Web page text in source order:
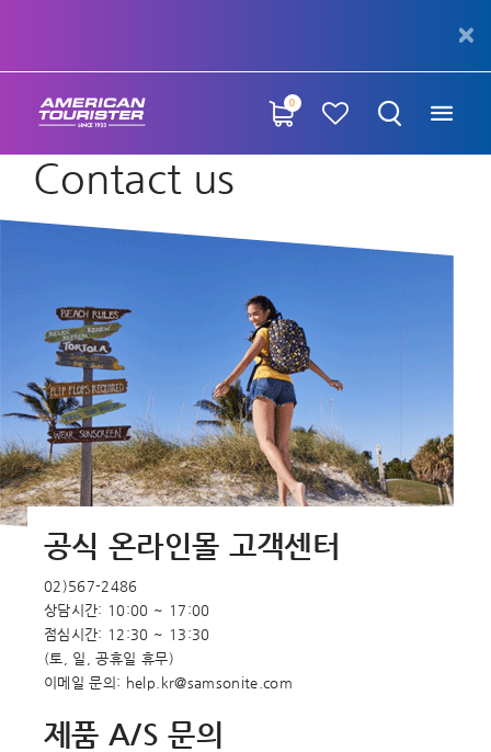
0
Contact us
공식 온라인몰 고객센터
02)567-2486
상담시간: 10:00 ~ 17:00
점심시간: 12:30 ~ 13:30
(토, 일, 공휴일 휴무)
이메일 문의: help.kr@samsonite.com
제품 A/S 문의